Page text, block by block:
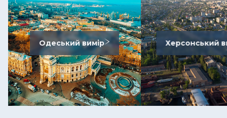
Одеський вимір Херсонський